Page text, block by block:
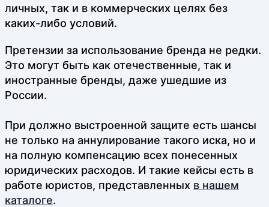
личных, так и в коммерческих целях без
каких-либо условий.
Претензии за использование бренда не редки.
Это могут быть как отечественные, так и
иностранные бренды, даже ушедшие из
России.
При должно выстроенной защите есть шансы
не только на аннулирование такого иска, но и
на полную компенсацию всех понесенных
юридических расходов. И такие кейсы есть в
работе юристов, представленных в нашем
каталоге.